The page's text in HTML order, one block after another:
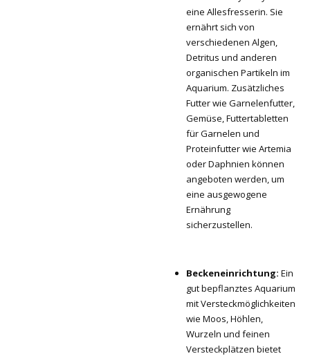
eine Allesfresserin. Sie
ernährt sich von
verschiedenen Algen,
Detritus und anderen
organischen Partikeln im
Aquarium. Zusätzliches
Futter wie Garnelenfutter,
Gemüse, Futtertabletten
für Garnelen und
Proteinfutter wie Artemia
oder Daphnien können
angeboten werden, um
eine ausgewogene
Ernährung
sicherzustellen.
Beckeneinrichtung: Ein
gut bepflanztes Aquarium
mit Versteckmöglichkeiten
wie Moos, Höhlen,
Wurzeln und feinen
Versteckplätzen bietet